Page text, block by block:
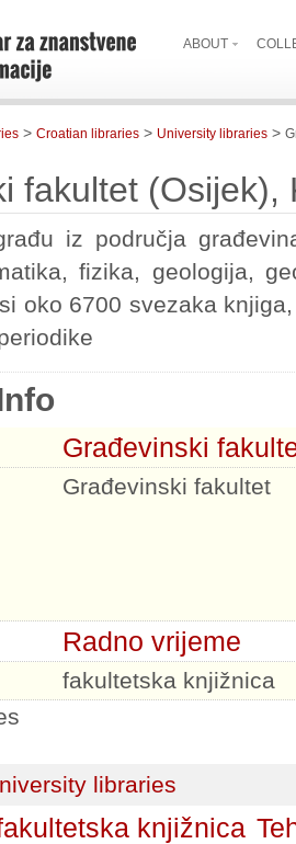
ABOUT
> Croatian libraries > University libraries >
fakultet (Osijek),
iz područja
fizika, geologija,
oko 6700 svezaka
Građevinski
Građevinski fakultet
Radno vrijeme
fakultetska knjižnica
libraries
knjižnica